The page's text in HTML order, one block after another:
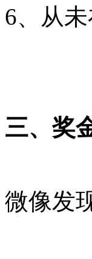
6、从
三、奖
微像发